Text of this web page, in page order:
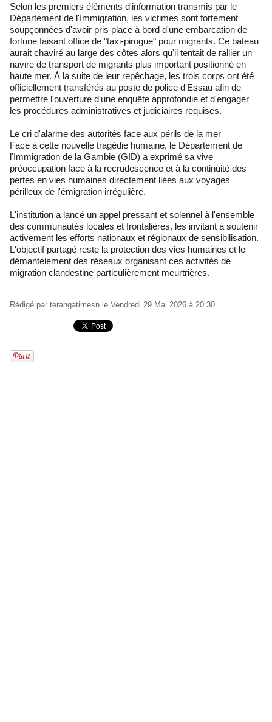
Selon les premiers éléments d'information transmis par le
Département de l'Immigration, les victimes sont fortement
soupçonnées d'avoir pris place à bord d'une embarcation de
fortune faisant office de "taxi-pirogue" pour migrants. Ce bateau
aurait chaviré au large des côtes alors qu'il tentait de rallier un
navire de transport de migrants plus important positionné en
haute mer. À la suite de leur repêchage, les trois corps ont été
officiellement transférés au poste de police d'Essau afin de
permettre l'ouverture d'une enquête approfondie et d'engager
les procédures administratives et judiciaires requises.
Le cri d'alarme des autorités face aux périls de la mer
Face à cette nouvelle tragédie humaine, le Département de
l'Immigration de la Gambie (GID) a exprimé sa vive
préoccupation face à la recrudescence et à la continuité des
pertes en vies humaines directement liées aux voyages
périlleux de l'émigration irrégulière.
L'institution a lancé un appel pressant et solennel à l'ensemble
des communautés locales et frontalières, les invitant à soutenir
activement les efforts nationaux et régionaux de sensibilisation.
L'objectif partagé reste la protection des vies humaines et le
démantèlement des réseaux organisant ces activités de
migration clandestine particulièrement meurtrières.
Rédigé par terangatimesn le Vendredi 29 Mai 2026 à 20:30